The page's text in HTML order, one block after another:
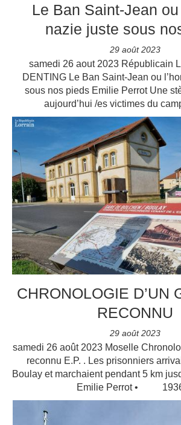
Le Ban Saint-Jean ou
nazie juste sous
29 août 2023
samedi 26 aout 2023 Républicain
DENTING Le Ban Saint-Jean ou
sous nos pieds Emilie Perrot Une
aujourd’hui /es victimes du
CHRONOLOGIE D’UN
RECONNU
29 août 2023
samedi 26 août 2023 Moselle
reconnu E.P. . Les prisonniers
Boulay et marchaient pendant 5 km
Emilie Perrot •